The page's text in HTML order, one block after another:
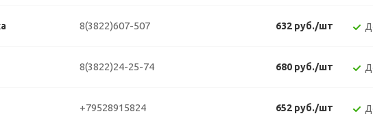
8(3822)607-507 632 руб./шт
8(3822)24-25-74 680 руб./шт
+79528915824 652 руб./шт